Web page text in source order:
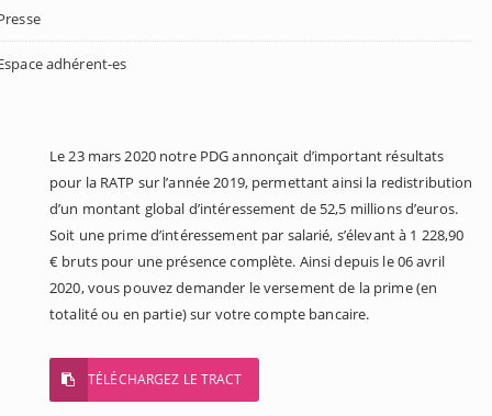
adhérent-es
Le 23 mars 2020 notre PDG annonçait d’important résultats
pour la RATP sur l’année 2019, permettant ainsi la redistribution
d’un montant global d’intéressement de 52,5 millions d’euros.
Soit une prime d’intéressement par salarié, s’élevant à 1 228,90
€ bruts pour une présence complète. Ainsi depuis le 06 avril
2020, vous pouvez demander le versement de la prime (en
totalité ou en partie) sur votre compte bancaire.
TÉLÉCHARGEZ LE TRACT